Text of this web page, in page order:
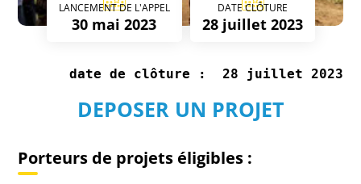
LANCEMENT DE L'APPEL
30 mai 2023
DATE CLÔTURE
28 juillet 2023
date de clôture :  28 juillet 2023
DEPOSER UN PROJET
Porteurs de projets éligibles :